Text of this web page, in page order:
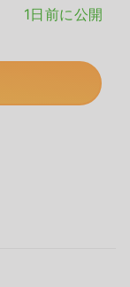
1日前に公開